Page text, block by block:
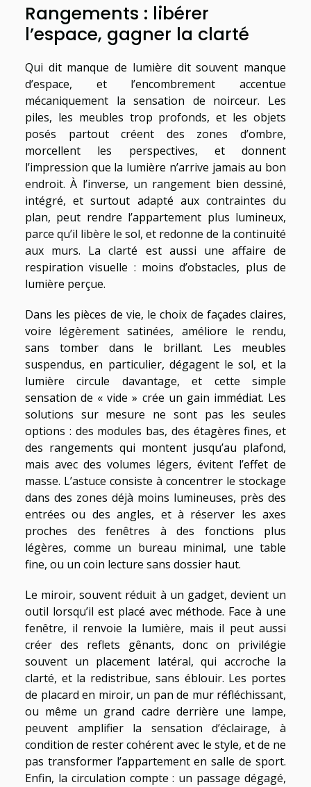
Rangements : libérer
l’espace, gagner la clarté
Qui dit manque de lumière dit souvent manque
d’espace, et l’encombrement accentue
mécaniquement la sensation de noirceur. Les
piles, les meubles trop profonds, et les objets
posés partout créent des zones d’ombre,
morcellent les perspectives, et donnent
l’impression que la lumière n’arrive jamais au bon
endroit. À l’inverse, un rangement bien dessiné,
intégré, et surtout adapté aux contraintes du
plan, peut rendre l’appartement plus lumineux,
parce qu’il libère le sol, et redonne de la continuité
aux murs. La clarté est aussi une affaire de
respiration visuelle : moins d’obstacles, plus de
lumière perçue.
Dans les pièces de vie, le choix de façades claires,
voire légèrement satinées, améliore le rendu,
sans tomber dans le brillant. Les meubles
suspendus, en particulier, dégagent le sol, et la
lumière circule davantage, et cette simple
sensation de « vide » crée un gain immédiat. Les
solutions sur mesure ne sont pas les seules
options : des modules bas, des étagères fines, et
des rangements qui montent jusqu’au plafond,
mais avec des volumes légers, évitent l’effet de
masse. L’astuce consiste à concentrer le stockage
dans des zones déjà moins lumineuses, près des
entrées ou des angles, et à réserver les axes
proches des fenêtres à des fonctions plus
légères, comme un bureau minimal, une table
fine, ou un coin lecture sans dossier haut.
Le miroir, souvent réduit à un gadget, devient un
outil lorsqu’il est placé avec méthode. Face à une
fenêtre, il renvoie la lumière, mais il peut aussi
créer des reflets gênants, donc on privilégie
souvent un placement latéral, qui accroche la
clarté, et la redistribue, sans éblouir. Les portes
de placard en miroir, un pan de mur réfléchissant,
ou même un grand cadre derrière une lampe,
peuvent amplifier la sensation d’éclairage, à
condition de rester cohérent avec le style, et de ne
pas transformer l’appartement en salle de sport.
Enfin, la circulation compte : un passage dégagé,